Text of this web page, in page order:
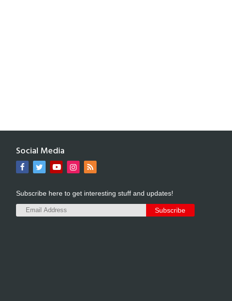
Social Media
Subscribe here to get interesting stuff and updates!